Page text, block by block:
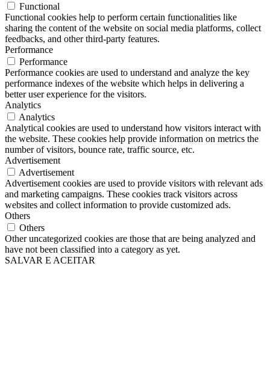
Functional
Functional cookies help to perform certain functionalities like
sharing the content of the website on social media platforms, collect
feedbacks, and other third-party features.
Performance
Performance
Performance cookies are used to understand and analyze the key
performance indexes of the website which helps in delivering a
better user experience for the visitors.
Analytics
Analytics
Analytical cookies are used to understand how visitors interact with
the website. These cookies help provide information on metrics the
number of visitors, bounce rate, traffic source, etc.
Advertisement
Advertisement
Advertisement cookies are used to provide visitors with relevant ads
and marketing campaigns. These cookies track visitors across
websites and collect information to provide customized ads.
Others
Others
Other uncategorized cookies are those that are being analyzed and
have not been classified into a category as yet.
SALVAR E ACEITAR